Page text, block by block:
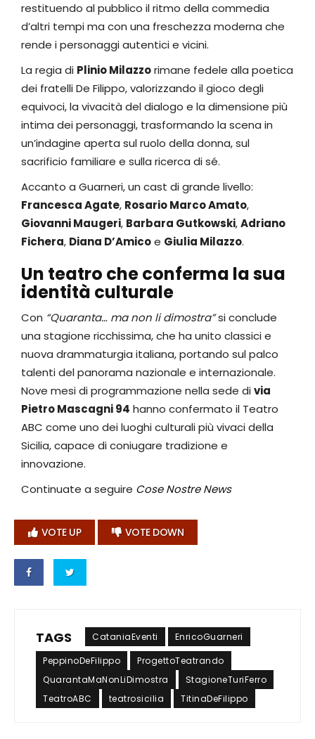
restituendo al pubblico il ritmo della commedia
d’altri tempi ma con una freschezza moderna che
rende i personaggi autentici e vicini.
La regia di Plinio Milazzorimane fedele alla poetica
dei fratelli De Filippo, valorizzando il gioco degli
equivoci, la vivacità del dialogo e la dimensione più
intima dei personaggi, trasformando la scena in
un’indagine aperta sul ruolo della donna, sul
sacrificio familiare e sulla ricerca di sé.
Accanto a Guarneri, un cast di grande livello:
Francesca Agate, Rosario Marco Amato,
Giovanni Maugeri, Barbara Gutkowski,Adriano
Fichera, Diana D’Amicoe Giulia Milazzo.
Un teatro che conferma la sua
identità culturale
Con “Quaranta… ma non li dimostra”si conclude
una stagione ricchissima, che ha unito classici e
nuova drammaturgia italiana, portando sul palco
talenti del panorama nazionale e internazionale.
Nove mesi di programmazione nella sede divia
Pietro Mascagni 94 hanno confermato il Teatro
ABC come uno dei luoghi culturali più vivaci della
Sicilia, capace di coniugare tradizione e
innovazione.
Continuate a seguire Cose Nostre News
VOTE UP VOTE DOWN
TAGS CataniaEventi EnricoGuarneri
PeppinoDeFilippo
ProgettoTeatrando
QuarantaMaNonLiDimostra
StagioneTuriFerro
TeatroABC
teatrosicilia TitinaDeFilippo